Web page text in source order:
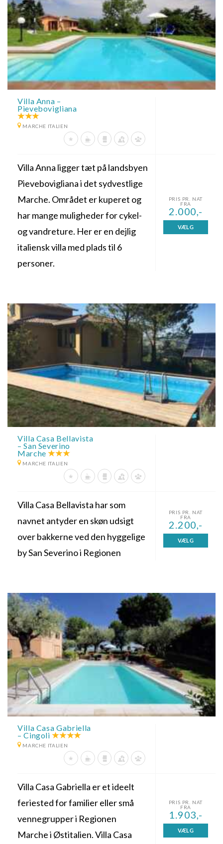
Villa Anna –
Pievebovigliana
MARCHE ITALIEN
Villa Anna ligger tæt på landsbyen
Pievebovigliana i det sydvestlige
Marche. Området er kuperet og
har mange muligheder for cykel-
og vandreture. Her er en dejlig
italiensk villa med plads til 6
personer.
PRIS PR. NAT
FRA
2.000,-
VÆLG
Villa Casa Bellavista
– San Severino
Marche
MARCHE ITALIEN
Villa Casa Bellavista har som
navnet antyder en skøn udsigt
over bakkerne ved den hyggelige
by San Severino i Regionen
PRIS PR. NAT
FRA
2.200,-
VÆLG
Villa Casa Gabriella
– Cingoli
MARCHE ITALIEN
Villa Casa Gabriella er et ideelt
feriested for familier eller små
vennegrupper i Regionen
Marche i Østitalien. Villa Casa
PRIS PR. NAT
FRA
1.903,-
VÆLG